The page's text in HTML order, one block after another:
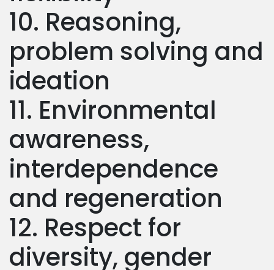
10. Reasoning,
problem solving and
ideation
11. Environmental
awareness,
interdependence
and regeneration
12. Respect for
diversity, gender